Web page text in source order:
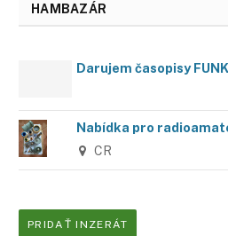
HAMBAZÁR
Darujem časopisy
Nabídka pro
CR
PRIDAŤ INZERÁT